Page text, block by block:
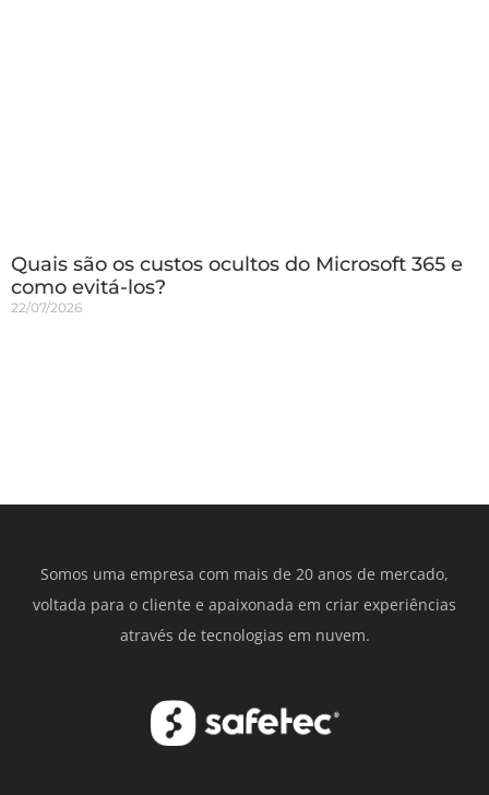
Quais são os custos ocultos do Microsoft 365 e
como evitá-los?
22/07/2026
Somos uma empresa com mais de 20 anos de mercado,
voltada para o cliente e apaixonada em criar experiências
através de tecnologias em nuvem.